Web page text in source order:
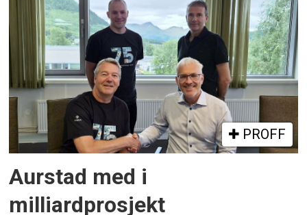
PROFF
Aurstad med i
milliardprosjekt